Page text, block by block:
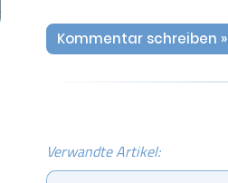
Kommentar schreiben »
Verwandte Artikel: